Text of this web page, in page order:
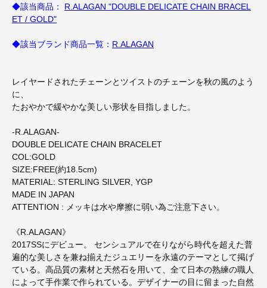
◆該当商品： R.ALAGAN "DOUBLE DELICATE CHAIN BRACEL
ET / GOLD"
◆該当ブランド商品一覧： R.ALAGAN
レイヤードされたチェーンとツイストのチェーンを秋の風のよう
に、
たおやかで緩やかな美しい形状を目指しました。
-R.ALAGAN-
DOUBLE DELICATE CHAIN BRACELET
COL:GOLD
SIZE:FREE(約18.5cm)
MATERIAL: STERLING SILVER, YGP
MADE IN JAPAN
ATTENTION : メッキは水や摩擦に弱い為ご注意下さい。
《R.ALAGAN》
2017SSにデビュー。 センシュアルで在りながら時代を超えた普
遍的な美しさを兼ね揃えたジュエリーを永遠のテーマとして掲げ
ている。高品質の素材と天然石を用いて、全て日本の熟練の職人
によって手作業で作られている。デザイナーの目に留まった自然